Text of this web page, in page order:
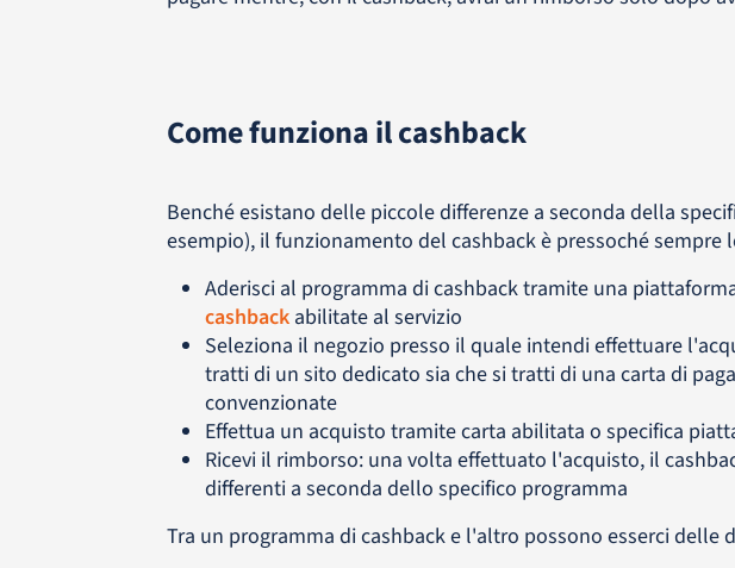
Come funziona il cashback
Benché esistano delle piccole differenze a seconda della
esempio), il funzionamento del cashback è pressoché sempre
Aderisci al programma di cashback tramite una
cashbackabilitate al servizio
Seleziona il negozio presso il quale intendi effettuare
tratti di un sito dedicato sia che si tratti di una carta di
convenzionate
Effettua un acquisto tramite carta abilitata o specifica
Ricevi il rimborso: una volta effettuato l'acquisto, il
differenti a seconda dello specifico programma
Tra un programma di cashback e l'altro possono esserci delle